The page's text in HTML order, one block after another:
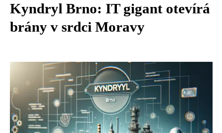
Kyndryl Brno: IT gigant otevírá
brány v srdci Moravy